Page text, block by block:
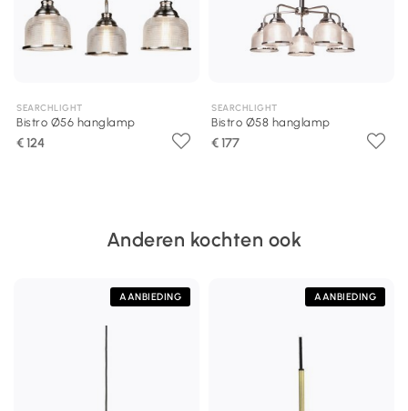
SEARCHLIGHT
Bistro Ø56 hanglamp
€ 124
SEARCHLIGHT
Bistro Ø58 hanglamp
€ 177
Anderen kochten ook
AANBIEDING AANBIEDING